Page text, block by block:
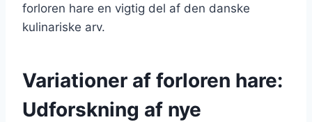
forloren hare en vigtig del af den danske
kulinariske arv.
Variationer af forloren hare:
Udforskning af nye